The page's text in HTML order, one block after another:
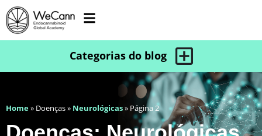
Home» Doenças» Neurológicas» Página 2